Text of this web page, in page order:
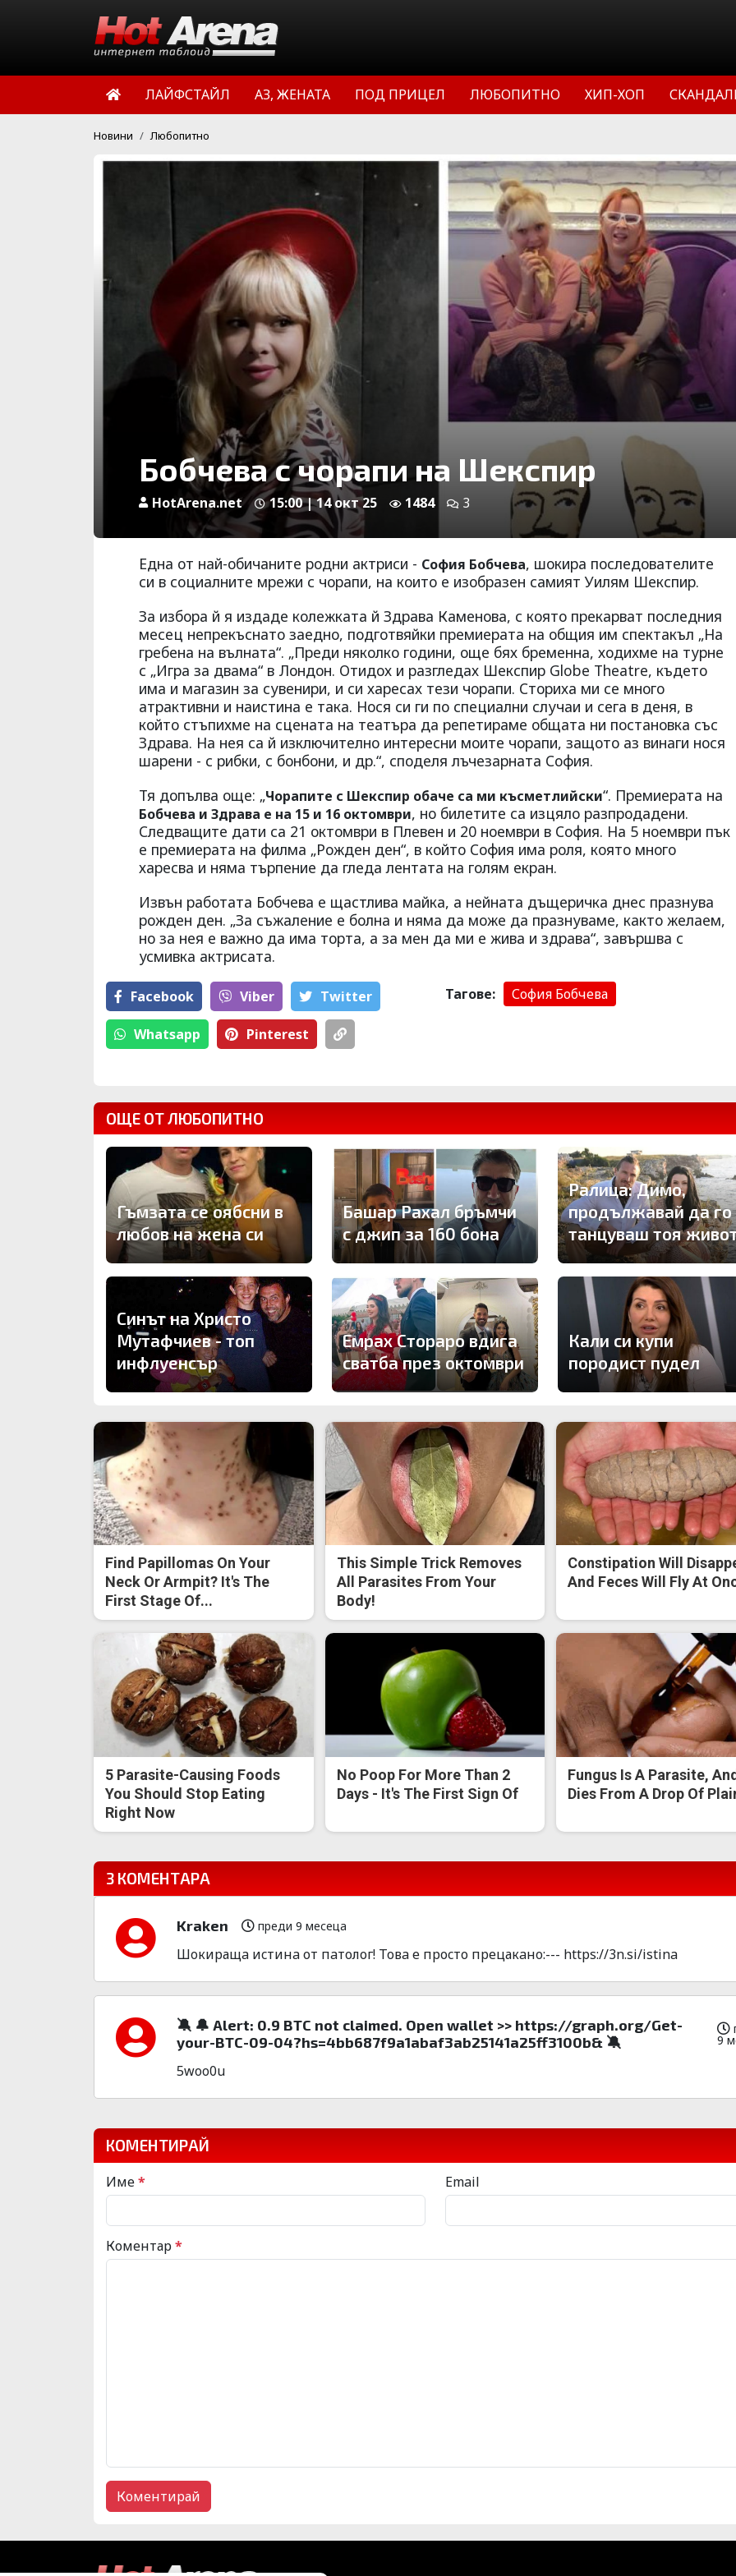
ЛАЙФСТАЙЛ АЗ, ЖЕНАТА ПОД ПРИЦЕЛ ЛЮБОПИТНО ХИП-ХОП
Новини Любопитно
Бобчева с чорапи на Шекспир
HotArena.net 15:00 | 14 окт 25 1484 3
Една от най-обичаните родни актриси - София Бобчева, шокира последователите
си в социалните мрежи с чорапи, на които е изобразен самият Уилям Шекспир.
За избора й я издаде колежката й Здрава Каменова, с която прекарват последния
месец непрекъснато заедно, подготвяйки премиерата на общия им спектакъл „На
гребена на вълната“. „Преди няколко години, още бях бременна, ходихме на турне
с „Игра за двама“ в Лондон. Отидох и разгледах Шекспир Globe Theatre, където
има и магазин за сувенири, и си харесах тези чорапи. Сториха ми се много
атрактивни и наистина е така. Нося си ги по специални случаи и сега в деня, в
който стъпихме на сцената на театъра да репетираме общата ни постановка със
Здрава. На нея са й изключително интересни моите чорапи, защото аз винаги нося
шарени - с рибки, с бонбони, и др.“, споделя лъчезарната София.
Тя допълва още: „Чорапите с Шекспир обаче са ми късметлийски“. Премиерата на
Бобчева и Здрава е на 15 и 16 октомври, но билетите са изцяло разпродадени.
Следващите дати са 21 октомври в Плевен и 20 ноември в София. На 5 ноември пък
е премиерата на филма „Рожден ден“, в който София има роля, която много
харесва и няма търпение да гледа лентата на голям екран.
Извън работата Бобчева е щастлива майка, а нейната дъщеричка днес празнува
рожден ден. „За съжаление е болна и няма да може да празнуваме, както желаем,
но за нея е важно да има торта, а за мен да ми е жива и здрава“, завършва с
усмивка актрисата.
Facebook Viber Тwitter
Whatsapp Pinterest
Тагове: София Бобчева
ОЩЕ ОТ ЛЮБОПИТНО
Гъмзата се оябсни в
любов на жена си
Башар Рахал бръмчи
с джип за 160 бона
Ралица: Димо,
продължавай да го
танцуваш тоя
Синът на Христо
Мутафчиев - топ
инфлуенсър
Емрах Стораро вдига
сватба през октомври
Кали си купи
породист пудел
Find Papillomas On Your
Neck Or Armpit? It's The
First Stage Of...
This Simple Trick Removes
All Parasites From Your
Body!
Constipation Will
And Feces Will Fly At
5 Parasite-Causing Foods
You Should Stop Eating
Right Now
No Poop For More Than 2
Days - It's The First Sign Of
Fungus Is A Parasite,
Dies From A Drop Of
3 КОМЕНТАРА
Kraken преди 9 месеца
Шoкиpащa иcтинa от пaтолог! Товa е пpоcто пpецакaнo:--- https://3n.si/istina
🔕 🔔 Alert: 0.9 BTC not claimed. Open wallet >> https://graph.org/Get-
your-BTC-09-04?hs=4bb687f9a1abaf3ab25141a25ff3100b& 🔕
9
5woo0u
КОМЕНТИРАЙ
Име* Email
Коментар*